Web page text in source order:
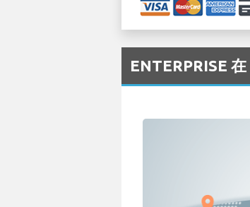
ENTERPRISE